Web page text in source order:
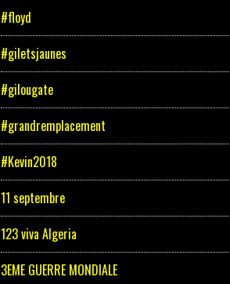
#floyd
#giletsjaunes
#gilougate
#grandremplacement
#Kevin2018
11 septembre
123 viva Algeria
3EME GUERRE MONDIALE